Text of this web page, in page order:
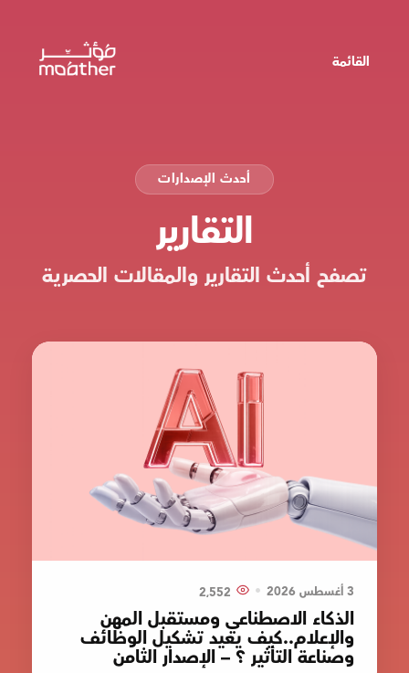
القائمة
أحدث الإصدارات
التقارير
تصفح أحدث التقارير والمقالات الحصرية
3 أغسطس 2026 •
الذكاء الاصطناعي ومستقبل المهن
والإعلام..كيف يعيد تشكيل الوظائف
وصناعة التأثير ؟ – الإصدار الثامن